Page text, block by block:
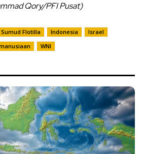
Qory/PFI Pusat)
Flotilla Indonesia
Israel
WNI